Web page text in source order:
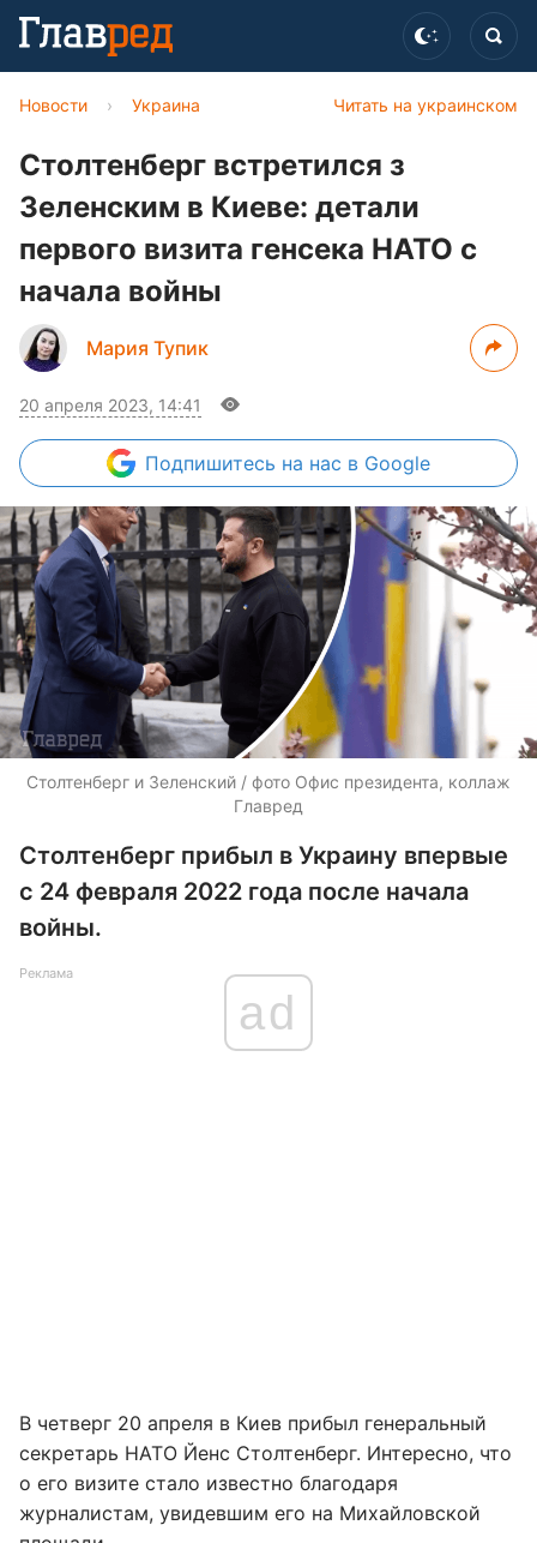
Читать на украинском
Новости › Украина
Столтенберг встретился з
Зеленским в Киеве: детали
первого визита генсека НАТО с
начала войны
Мария Тупик
20 апреля 2023, 14:41
Подпишитесь на нас в Google
Столтенберг и Зеленский / фото Офис президента, коллаж
Главред
Столтенберг прибыл в Украину впервые
с 24 февраля 2022 года после начала
войны.
Реклама
ad
В четверг 20 апреля в Киев прибыл генеральный
секретарь НАТО Йенс Столтенберг. Интересно, что
о его визите стало известно благодаря
журналистам, увидевшим его на Михайловской